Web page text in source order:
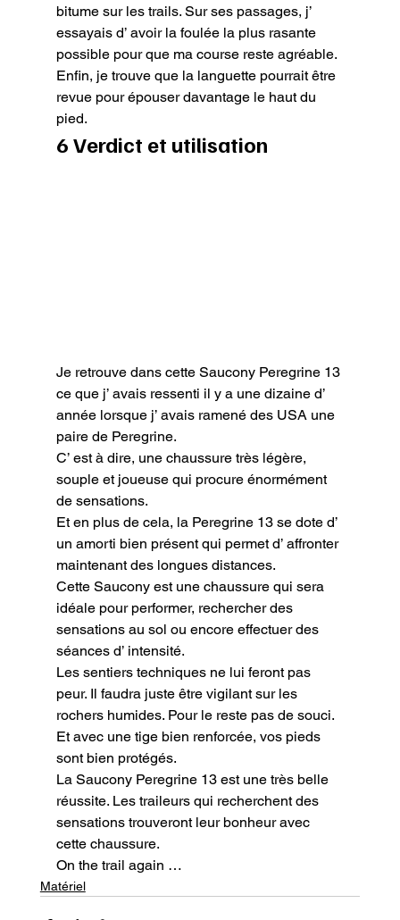
bitume sur les trails. Sur ses passages, j’
essayais d’ avoir la foulée la plus rasante
possible pour que ma course reste agréable.
Enfin, je trouve que la languette pourrait être
revue pour épouser davantage le haut du
pied.
6 Verdict et utilisation
Je retrouve dans cette Saucony Peregrine 13
ce que j’ avais ressenti il y a une dizaine d’
année lorsque j’ avais ramené des USA une
paire de Peregrine.
C’ est à dire, une chaussure très légère,
souple et joueuse qui procure énormément
de sensations.
Et en plus de cela, la Peregrine 13 se dote d’
un amorti bien présent qui permet d’ affronter
maintenant des longues distances.
Cette Saucony est une chaussure qui sera
idéale pour performer, rechercher des
sensations au sol ou encore effectuer des
séances d’ intensité.
Les sentiers techniques ne lui feront pas
peur. Il faudra juste être vigilant sur les
rochers humides. Pour le reste pas de souci.
Et avec une tige bien renforcée, vos pieds
sont bien protégés.
La Saucony Peregrine 13 est une très belle
réussite. Les traileurs qui recherchent des
sensations trouveront leur bonheur avec
cette chaussure.
On the trail again …
Matériel